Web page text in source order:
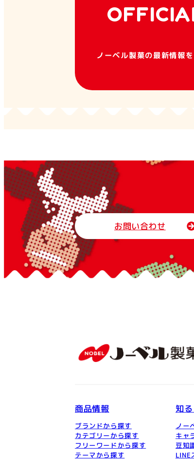
ノーベル製菓の最新情報
お問い合わせ
商品情報
ブランドから探す
カテゴリーから探す
フリーワードから探す
テーマから探す
知
ノー
キャ
豆知
LINE